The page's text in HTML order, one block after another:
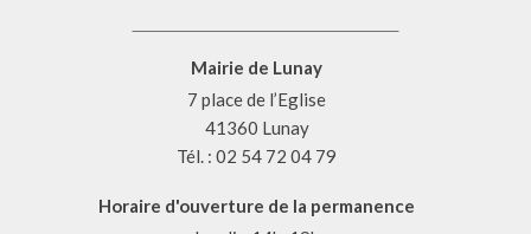
Mairie de Lunay
7 place de l’Eglise
41360 Lunay
Tél. : 02 54 72 04 79
Horaire d'ouverture de la permanence